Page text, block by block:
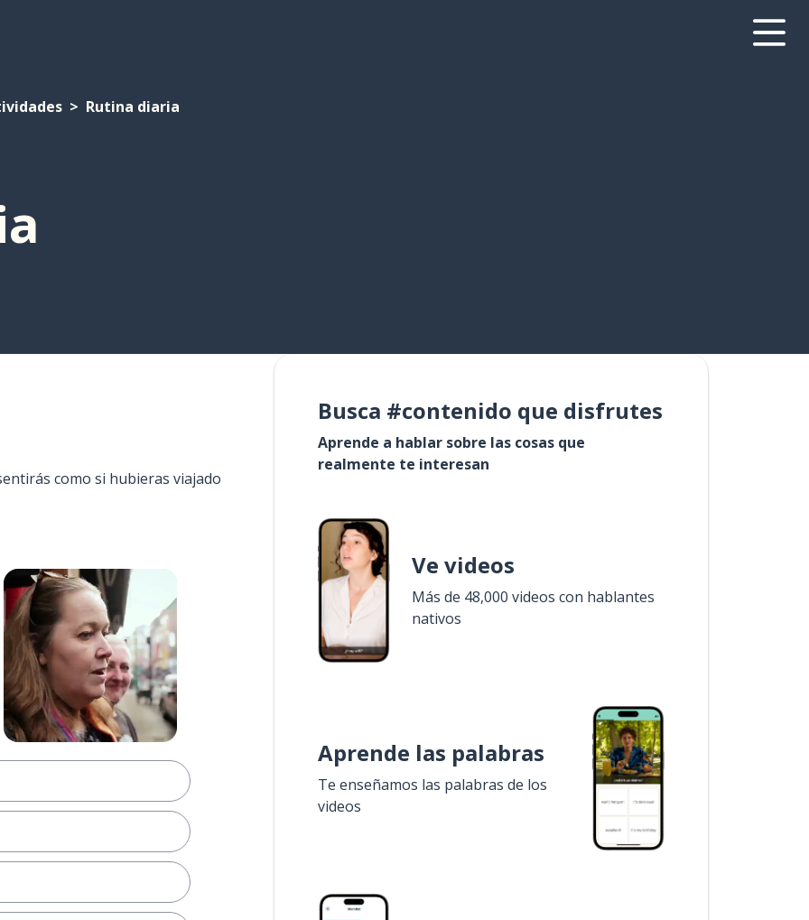
Rutina diaria
como si hubieras viajado
Busca #contenido que disfrutes
Aprende a hablar sobre las cosas que
realmente te interesan
Ve videos
Más de 48,000 videos con hablantes
nativos
Aprende las palabras
Te enseñamos las palabras de los
videos